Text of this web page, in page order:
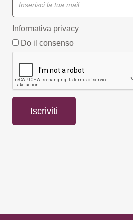
Informativa privacy
Do il consenso